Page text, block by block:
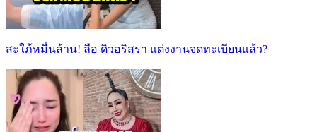
สะใภ้หมื่นล้าน! ลือ ดิวอริสรา แต่งงานจดทะเบียนแล้ว?